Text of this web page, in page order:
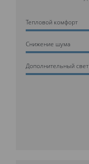
Тепловой комфорт
Cнижение шума
Дополнительный свет